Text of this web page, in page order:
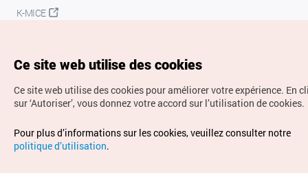
K-MICE
Droits d’auteur (c) Office National du Tourisme en Corée.
Tous droits réservés.
Pour les rapports d'erreurs et demandes de renseignements,
Ce site web utilise des cookies
Ce site web utilise des cookies pour améliorer votre expérience. En
sur ‘Autoriser’, vous donnez votre accord sur l’utilisation de cookies.
Pour plus d’informations sur les cookies, veuillez consulter notre
politique d’utilisation.